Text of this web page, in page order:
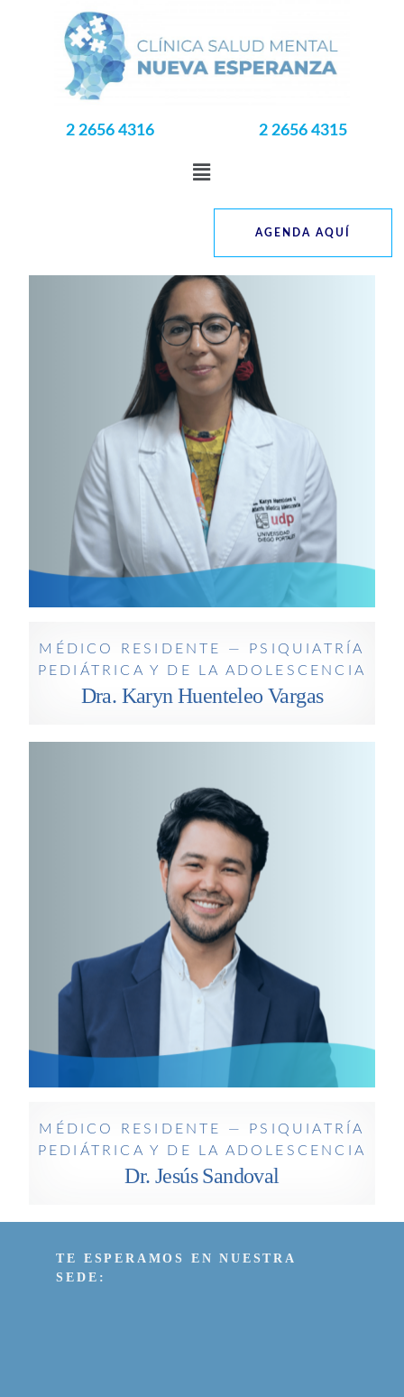
2 2656 4316 2 2656 4315
AGENDA AQUÍ
Dra. Karyn Huenteleo Vargas
MÉDICO RESIDENTE — PSIQUIATRÍA
PEDIÁTRICA Y DE LA ADOLESCENCIA
Dra. Karyn Huenteleo Vargas
MÉDICO RESIDENTE —
PSIQUIATRÍA PEDIÁTRICA Y DE
LA ADOLESCENCIA
Dr. Jesús Sandoval
MÉDICO RESIDENTE — PSIQUIATRÍA
PEDIÁTRICA Y DE LA ADOLESCENCIA
Dr. Jesús Sandoval
MÉDICO RESIDENTE —
PSIQUIATRÍA PEDIÁTRICA Y DE
LA ADOLESCENCIA
TE ESPERAMOS EN NUESTRA
SEDE: